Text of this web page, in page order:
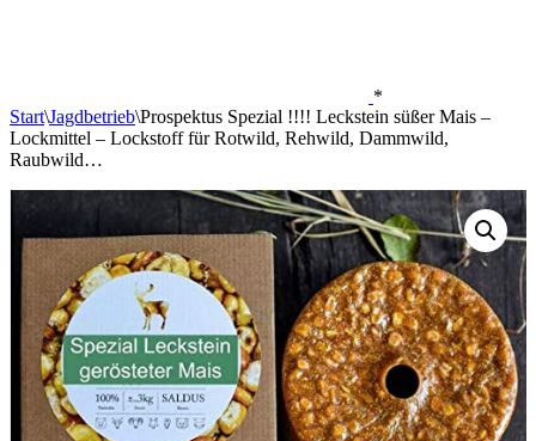
*
Start\Jagdbetrieb\Prospektus Spezial !!!! Leckstein süßer Mais –
Lockmittel – Lockstoff für Rotwild, Rehwild, Dammwild,
Raubwild…